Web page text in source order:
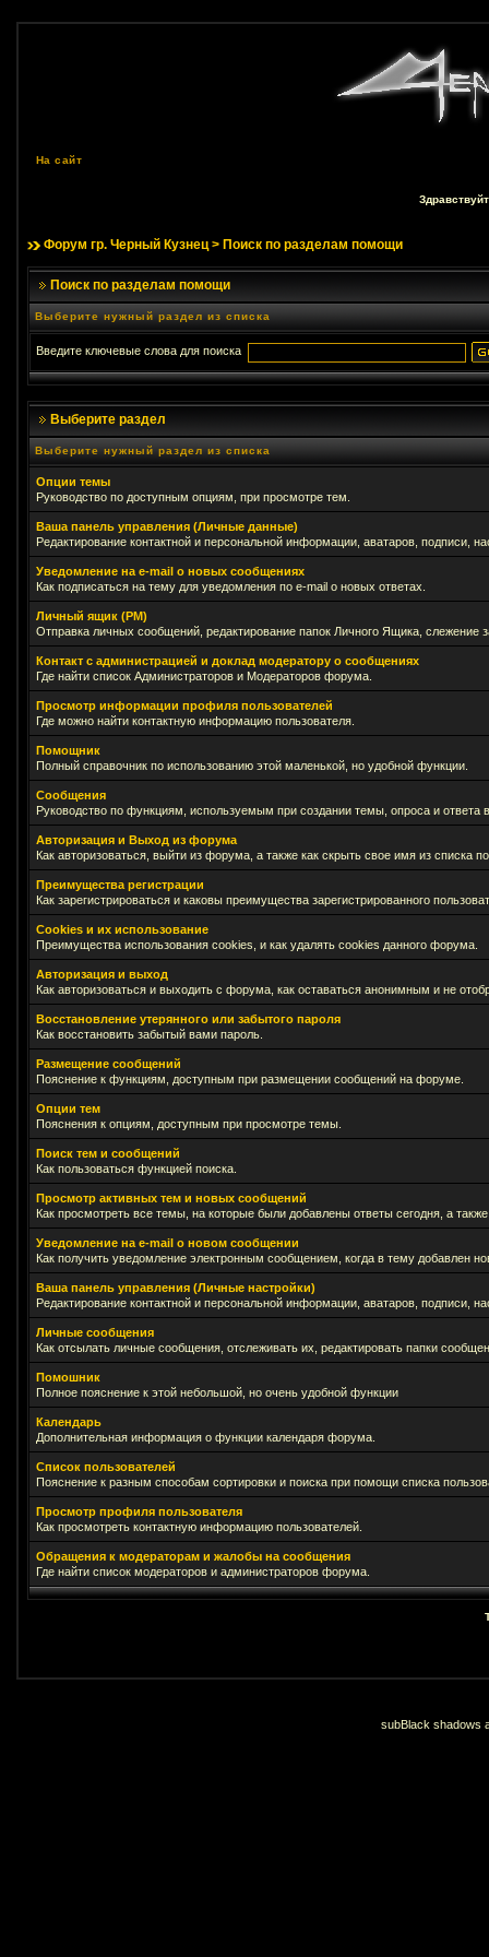
На сайт
Форум гр. Черный Кузнец> Поиск по разделам помощи
Поиск по разделам помощи
Выберите нужный раздел из списка
Введите ключевые слова для поиска
Выберите раздел
Выберите нужный раздел из списка
Опции темы
Руководство по доступным опциям, при просмотре тем.
Ваша панель управления (Личные данные)
Редактирование контактной и персональной информации, аватаров, подписи,
Уведомление на e-mail о новых сообщениях
Как подписаться на тему для уведомления по e-mail о новых ответах.
Личный ящик (PM)
Отправка личных сообщений, редактирование папок Личного Ящика,
Контакт с администрацией и доклад модератору о сообщениях
Где найти список Администраторов и Модераторов форума.
Просмотр информации профиля пользователей
Где можно найти контактную информацию пользователя.
Помощник
Полный справочник по использованию этой маленькой, но удобной функции.
Сообщения
Руководство по функциям, используемым при создании темы, опроса и ответа
Авторизация и Выход из форума
Как авторизоваться, выйти из форума, а также как скрыть свое имя из списка
Преимущества регистрации
Как зарегистрироваться и каковы преимущества зарегистрированного
Cookies и их использование
Преимущества использования cookies, и как удалять cookies данного форума.
Авторизация и выход
Как авторизоваться и выходить с форума, как оставаться анонимным и не
Восстановление утерянного или забытого пароля
Как восстановить забытый вами пароль.
Размещение сообщений
Пояснение к функциям, доступным при размещении сообщений на форуме.
Опции тем
Пояснения к опциям, доступным при просмотре темы.
Поиск тем и сообщений
Как пользоваться функцией поиска.
Просмотр активных тем и новых сообщений
Как просмотреть все темы, на которые были добавлены ответы сегодня, а
Уведомление на е-mail о новом сообщении
Как получить уведомление электронным сообщением, когда в тему добавлен
Ваша панель управления (Личные настройки)
Редактирование контактной и персональной информации, аватаров, подписи,
Личные сообщения
Как отсылать личные сообщения, отслеживать их, редактировать папки
Помошник
Полное пояснение к этой небольшой, но очень удобной функции
Календарь
Дополнительная информация о функции календаря форума.
Список пользователей
Пояснение к разным способам сортировки и поиска при помощи списка
Просмотр профиля пользователя
Как просмотреть контактную информацию пользователей.
Обращения к модераторам и жалобы на сообщения
Где найти список модераторов и администраторов форума.
subBlack shadows